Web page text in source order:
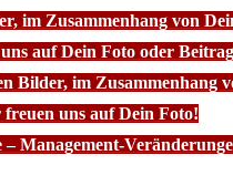
im Zusammenhang von
auf Dein Foto oder
Bilder, im
uns auf Dein Foto!
– Management-